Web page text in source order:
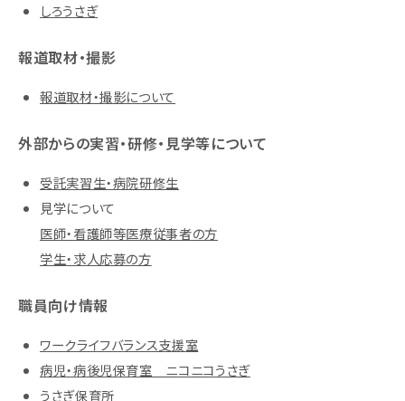
しろうさぎ
報道取材・撮影
報道取材・撮影について
外部からの実習・研修・見学等について
受託実習生・病院研修生
見学について
医師・看護師等医療従事者の方
学生・求人応募の方
職員向け情報
ワークライフバランス支援室
病児・病後児保育室 ニコニコうさぎ
うさぎ保育所